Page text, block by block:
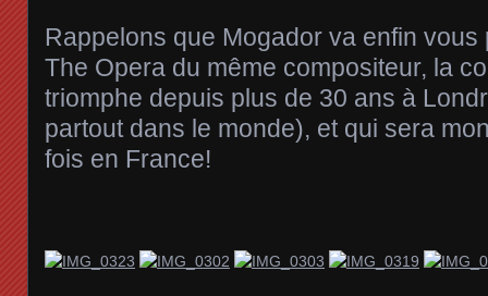
Rappelons que Mogador va enfin
The Opera du même compositeur, la
triomphe depuis plus de 30 ans à
partout dans le monde), et qui sera
fois en France!